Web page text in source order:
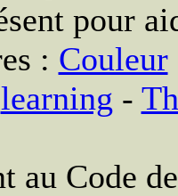
pour
: Couleur
learning -
au Code